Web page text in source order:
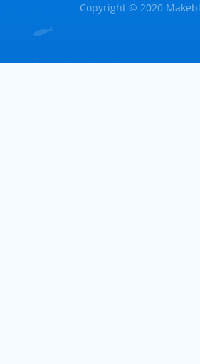
Copyright © 2020